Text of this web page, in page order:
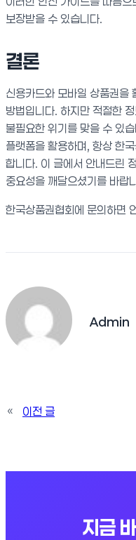
보장받을 수 있습니다.
결론
신용카드와 모바일 상품권을
방법입니다. 하지만 적절한
불필요한 위기를 맞을 수 있
플랫폼을 활용하며, 항상 한
합니다. 이 글에서 안내드린
중요성을 깨달으셨기를 바랍
한국상품권협회에 문의하면
Admin
«
이전 글
지금